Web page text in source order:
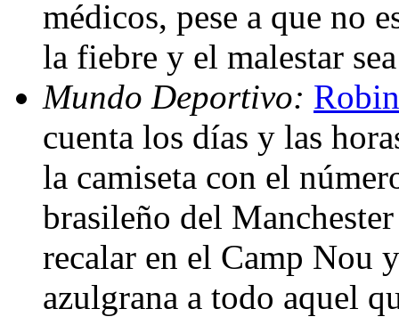
médicos, pese a que no
la fiebre y el malestar
Mundo Deportivo:
cuenta los días y las
la camiseta con el
brasileño del
recalar en el Camp Nou
azulgrana a todo aquel